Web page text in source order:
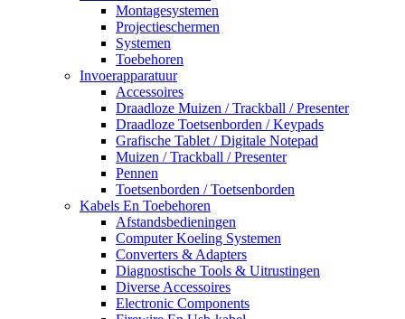
Montagesystemen
Projectieschermen
Systemen
Toebehoren
Invoerapparatuur
Accessoires
Draadloze Muizen / Trackball / Presenter
Draadloze Toetsenborden / Keypads
Grafische Tablet / Digitale Notepad
Muizen / Trackball / Presenter
Pennen
Toetsenborden / Toetsenborden
Kabels En Toebehoren
Afstandsbedieningen
Computer Koeling Systemen
Converters & Adapters
Diagnostische Tools & Uitrustingen
Diverse Accessoires
Electronic Components